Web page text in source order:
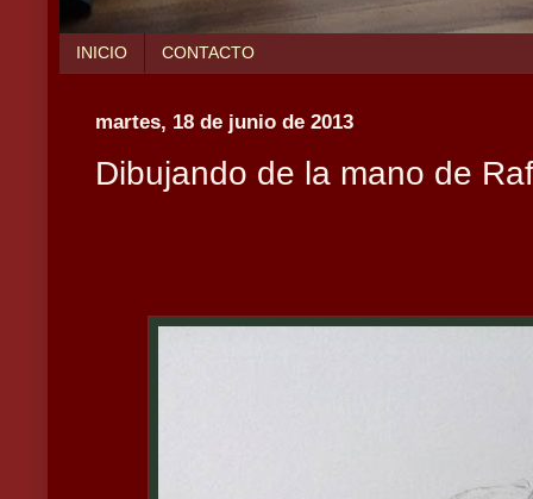
INICIO CONTACTO
martes, 18 de junio de 2013
Dibujando de la mano de